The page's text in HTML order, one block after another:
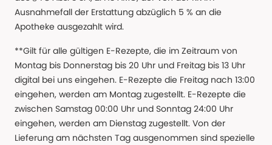
Ausnahmefall der Erstattung abzüglich 5 % an die
Apotheke ausgezahlt wird.
**Gilt für alle gültigen E-Rezepte, die im Zeitraum von
Montag bis Donnerstag bis 20 Uhr und Freitag bis 13 Uhr
digital bei uns eingehen. E-Rezepte die Freitag nach 13:00
eingehen, werden am Montag zugestellt. E-Rezepte die
zwischen Samstag 00:00 Uhr und Sonntag 24:00 Uhr
eingehen, werden am Dienstag zugestellt. Von der
Lieferung am nächsten Tag ausgenommen sind spezielle